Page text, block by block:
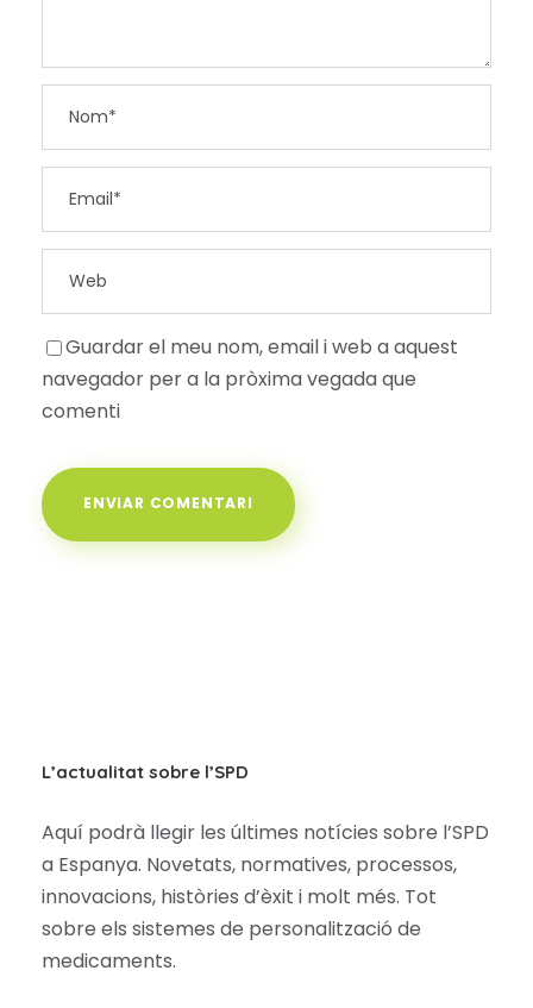
Guardar el meu nom, email i web a aquest
navegador per a la pròxima vegada que
comenti
L’actualitat sobre l’SPD
Aquí podrà llegir les últimes notícies sobre l’SPD
a Espanya. Novetats, normatives, processos,
innovacions, històries d’èxit i molt més. Tot
sobre els sistemes de personalització de
medicaments.